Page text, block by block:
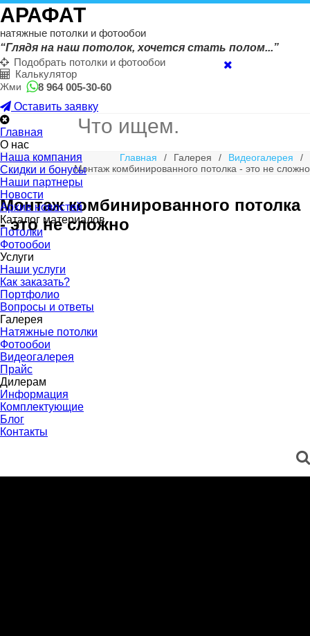
АРАФАТ
натяжные потолки и фотообои
“Глядя на наш потолок, хочется стать полом...”
Подобрать потолки и фотообои
Калькулятор
Жми
8 964 005-30-60
Оставить заявку
Главная
О нас
Наша компания
Скидки и бонусы
Наши партнеры
Новости
Архив новостей
Каталог материалов
Потолки
Фотообои
Услуги
Наши услуги
Как заказать?
Портфолио
Вопросы и ответы
Галерея
Натяжные потолки
Фотообои
Видеогалерея
Прайс
Дилерам
Информация
Комплектующие
Блог
Контакты
Главная / Галерея / Видеогалерея
/
Монтаж комбинированного потолка - это не сложно
Монтаж комбинированного потолка
- это не сложно